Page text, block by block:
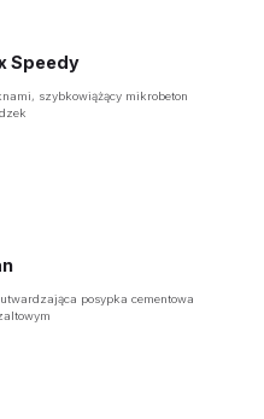
Speedy
szybkowiążący mikrobeton
posypka cementowa